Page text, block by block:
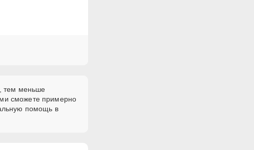
тем меньше
сможете примерно
помощь в